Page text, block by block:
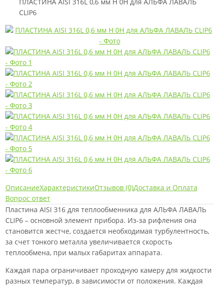
CLIP6
ОписаниеХарактеристикиОтзывов (0)Доставка и Оплата
Вопрос ответ
Пластина AISI 316 для теплообменника для АЛЬФА ЛАВАЛЬ
CLIP6 – основной элемент прибора. Из-за рифления она
становится жестче, создается необходимая турбулентность,
за счет тонкого металла увеличивается скорость
теплообмена, при малых габаритах аппарата.
Каждая пара ограничивает проходную камеру для жидкости
разных температур, в зависимости от положения. Каждая